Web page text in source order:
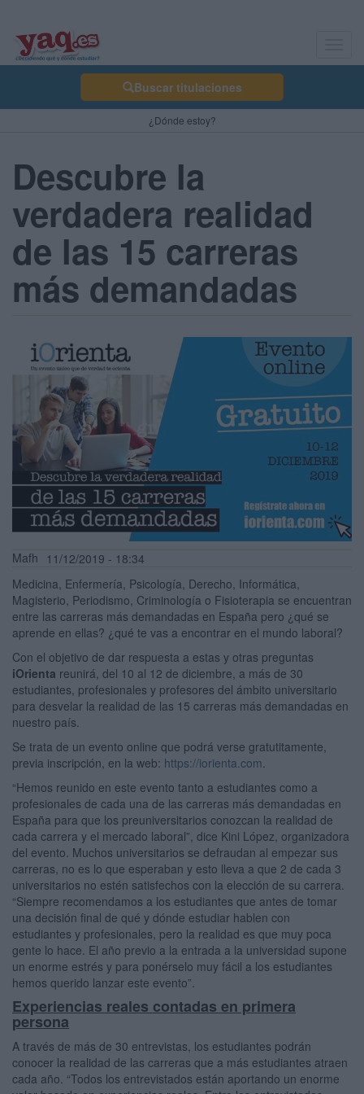
Buscar titulaciones
¿Dónde estoy?
Descubre la
verdadera realidad
de las 15 carreras
más demandadas
Mafh 11/12/2019 - 18:34
Medicina, Enfermería, Psicología, Derecho, Informática,
Magisterio, Periodismo, Criminología o Fisioterapia se encuentran
entre las carreras más demandadas en España pero ¿qué se
aprende en ellas? ¿qué te vas a encontrar en el mundo laboral?
Con el objetivo de dar respuesta a estas y otras preguntas
iOrienta reunirá, del 10 al 12 de diciembre, a más de 30
estudiantes, profesionales y profesores del ámbito universitario
para desvelar la realidad de las 15 carreras más demandadas en
nuestro país.
Se trata de un evento online que podrá verse gratutitamente,
previa inscripción, en la web: https://iorienta.com
“Hemos reunido en este evento tanto a estudiantes como a
profesionales de cada una de las carreras más demandadas en
España para que los preuniversitarios conozcan la realidad de
cada carrera y el mercado laboral”, dice Kini López, organizadora
del evento. Muchos universitarios se defraudan al empezar sus
carreras, no es lo que esperaban y esto lleva a que 2 de cada 3
universitarios no estén satisfechos con la elección de su carrera.
“Siempre recomendamos a los estudiantes que antes de tomar
una decisión final de qué y dónde estudiar hablen con
estudiantes y profesionales, pero la realidad es que muy poca
gente lo hace. El año previo a la entrada a la universidad supone
un enorme estrés y para ponérselo muy fácil a los estudiantes
hemos querido lanzar este evento”.
Experiencias reales contadas en primera
persona
A través de más de 30 entrevistas, los estudiantes podrán
conocer la realidad de las carreras que a más estudiantes atraen
cada año. “Todos los entrevistados están aportando un enorme